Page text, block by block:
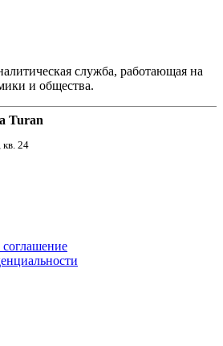
служба, работающая на
и общества.
Turan
кв. 24
соглашение